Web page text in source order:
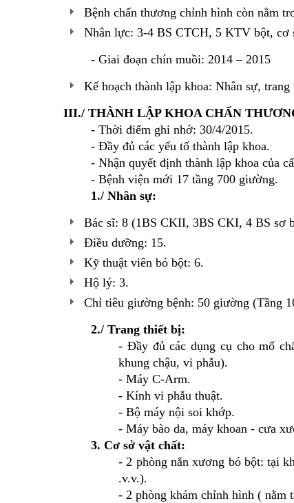
Bệnh chấn thương chỉnh hình còn nằm
Nhân lực: 3-4 BS CTCH, 5 KTV bột, cơ
- Giai đoạn chín muồi: 2014 – 2015
Kế hoạch thành lập khoa: Nhân sự,
III./ THÀNH LẬP KHOA CHẤN
- Thời điểm ghi nhớ: 30/4/2015.
- Đầy đủ các yếu tố thành lập khoa.
- Nhận quyết định thành lập khoa của
- Bệnh viện mới 17 tầng 700 giường.
1./ Nhân sự:
Bác sĩ: 8 (1BS CKII, 3BS CKI, 4 BS sơ
Điều dưỡng: 15.
Kỹ thuật viên bó bột: 6.
Hộ lý: 3.
Chỉ tiêu giường bệnh: 50 giường (Tầng
2./ Trang thiết bị:
- Đầy đủ các dụng cụ cho mổ
khung chậu, vi phẫu).
- Máy C-Arm.
- Kính vi phẫu thuật.
- Bộ máy nội soi khớp.
- Máy bào da, máy khoan - cưa
3. Cơ sở vật chất:
- 2 phòng nắn xương bó bột: tại
.v.v.).
- 2 phòng khám chỉnh hình ( nằm